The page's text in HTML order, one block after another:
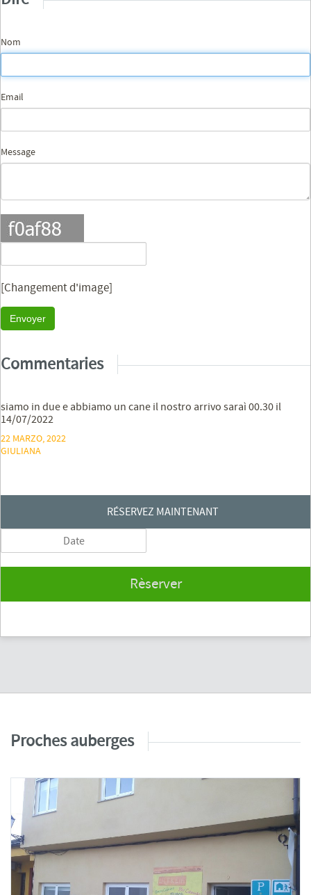
Nom
Email
Message
[Changement d'image]
Envoyer
Commentaries
siamo in due e abbiamo un cane il nostro arrivo saraì 00.30 il
14/07/2022
22 MARZO, 2022
GIULIANA
RÉSERVEZ MAINTENANT
Rèserver
Proches auberges